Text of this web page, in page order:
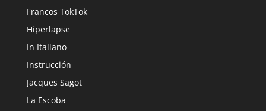
Francos TokTok
Hiperlapse
In Italiano
Instrucción
Jacques Sagot
La Escoba